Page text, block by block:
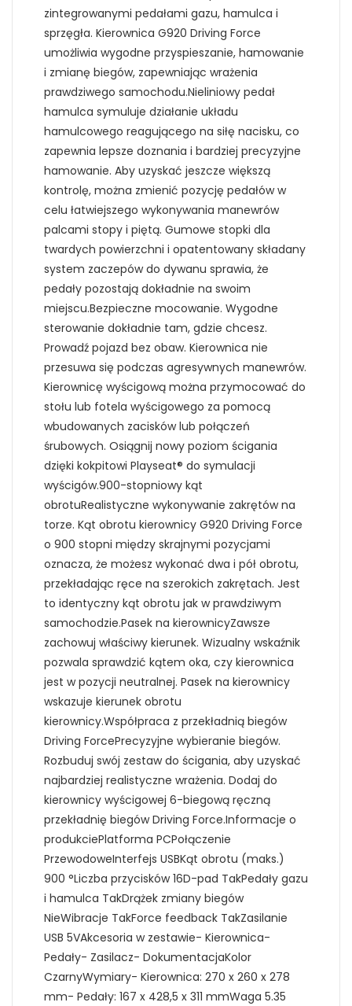
zintegrowanymi pedałami gazu, hamulca i
sprzęgła. Kierownica G920 Driving Force
umożliwia wygodne przyspieszanie, hamowanie
i zmianę biegów, zapewniając wrażenia
prawdziwego samochodu.Nieliniowy pedał
hamulca symuluje działanie układu
hamulcowego reagującego na siłę nacisku, co
zapewnia lepsze doznania i bardziej precyzyjne
hamowanie. Aby uzyskać jeszcze większą
kontrolę, można zmienić pozycję pedałów w
celu łatwiejszego wykonywania manewrów
palcami stopy i piętą. Gumowe stopki dla
twardych powierzchni i opatentowany składany
system zaczepów do dywanu sprawia, że
pedały pozostają dokładnie na swoim
miejscu.Bezpieczne mocowanie. Wygodne
sterowanie dokładnie tam, gdzie chcesz.
Prowadź pojazd bez obaw. Kierownica nie
przesuwa się podczas agresywnych manewrów.
Kierownicę wyścigową można przymocować do
stołu lub fotela wyścigowego za pomocą
wbudowanych zacisków lub połączeń
śrubowych. Osiągnij nowy poziom ścigania
dzięki kokpitowi Playseat® do symulacji
wyścigów.900-stopniowy kąt
obrotuRealistyczne wykonywanie zakrętów na
torze. Kąt obrotu kierownicy G920 Driving Force
o 900 stopni między skrajnymi pozycjami
oznacza, że możesz wykonać dwa i pół obrotu,
przekładając ręce na szerokich zakrętach. Jest
to identyczny kąt obrotu jak w prawdziwym
samochodzie.Pasek na kierownicyZawsze
zachowuj właściwy kierunek. Wizualny wskaźnik
pozwala sprawdzić kątem oka, czy kierownica
jest w pozycji neutralnej. Pasek na kierownicy
wskazuje kierunek obrotu
kierownicy.Współpraca z przekładnią biegów
Driving ForcePrecyzyjne wybieranie biegów.
Rozbuduj swój zestaw do ścigania, aby uzyskać
najbardziej realistyczne wrażenia. Dodaj do
kierownicy wyścigowej 6-biegową ręczną
przekładnię biegów Driving Force.Informacje o
produkciePlatforma PCPołączenie
PrzewodoweInterfejs USBKąt obrotu (maks.)
900 °Liczba przycisków 16D-pad TakPedały gazu
i hamulca TakDrążek zmiany biegów
NieWibracje TakForce feedback TakZasilanie
USB 5VAkcesoria w zestawie- Kierownica-
Pedały- Zasilacz- DokumentacjaKolor
CzarnyWymiary- Kierownica: 270 x 260 x 278
mm- Pedały: 167 x 428,5 x 311 mmWaga 5.35